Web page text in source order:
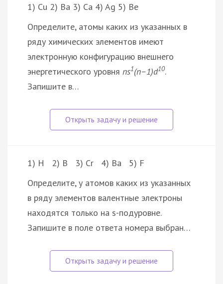
1) Cu 2) Ba 3) Ca 4) Ag 5) Be
Определите, атомы каких из указанных в
ряду химических элементов имеют
электронную конфигурацию внешнего
энергетического уровня ns1(n–1)d10.
Запишите в…
1) H 2) B 3) Cr 4) Ba 5) F
Определите, у атомов каких из указанных
в ряду элементов валентные электроны
находятся только на s-подуровне.
Запишите в поле ответа номера выбран…